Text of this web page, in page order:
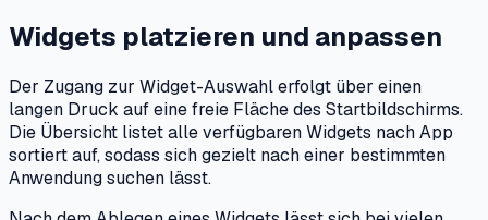
Widgets platzieren und anpassen
Der Zugang zur Widget-Auswahl erfolgt über einen
langen Druck auf eine freie Fläche des Startbildschirms.
Die Übersicht listet alle verfügbaren Widgets nach App
sortiert auf, sodass sich gezielt nach einer bestimmten
Anwendung suchen lässt.